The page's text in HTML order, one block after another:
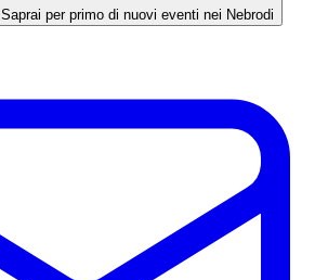
Saprai per primo di nuovi eventi nei Nebrodi